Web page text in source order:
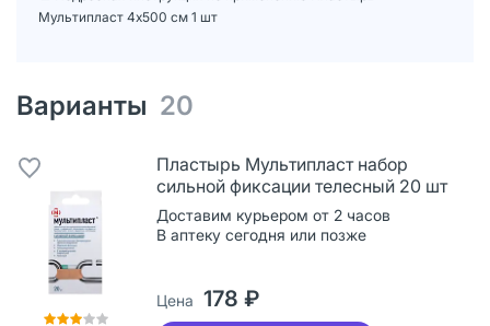
Мультипласт 4х500 см 1 шт
Варианты 20
Пластырь Мультипласт набор
сильной фиксации телесный 20 шт
Доставим курьером от 2 часов
В аптеку сегодня или позже
Цена 178 ₽